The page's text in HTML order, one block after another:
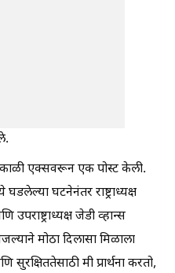
सकाळी एक्सवरून एक पोस्ट केली.
घटनेनंतर राष्ट्राध्यक्ष
उपराष्ट्राध्यक्ष जेडी व्हान्स
मोठा दिलासा मिळाला
मी प्रार्थना करतो,